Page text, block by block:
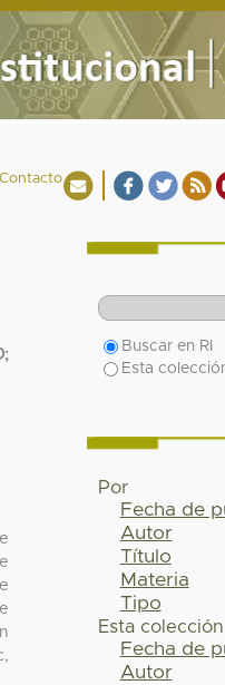
;
Buscar en RI
Esta
Por
Fecha de
Autor
Título
Materia
Tipo
Esta colección
Fecha de
Autor